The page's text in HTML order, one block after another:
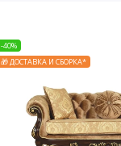
-40%
🎁 ДОСТАВКА И СБОРКА*